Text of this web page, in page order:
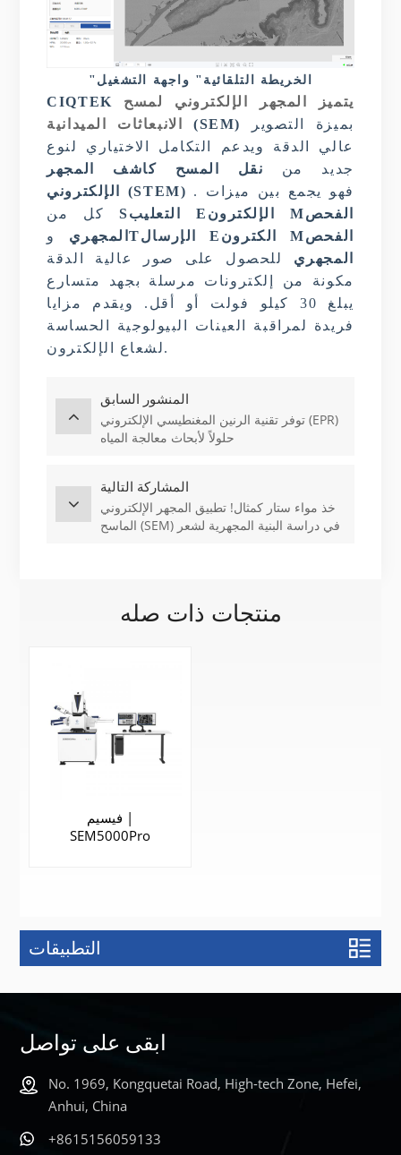
"الخريطة التلقائية" واجهة التشغيل
CIQTEK
يتميز المجهر الإلكتروني لمسح
الانبعاثات الميدانية
(SEM)
بميزة التصوير
عالي الدقة ويدعم التكامل الاختياري لنوع
جديد من نقل المسح كاشف المجهر
الإلكتروني (STEM) . فهو يجمع بين ميزات
كل من
S التعليبE الإلكترونMالفحص
المجهري
و T الإرسالE الكترونMالفحص
المجهري
للحصول على صور عالية الدقة
مكونة من إلكترونات مرسلة بجهد متسارع
يبلغ 30 كيلو فولت أو أقل. ويقدم مزايا
فريدة لمراقبة العينات البيولوجية الحساسة
لشعاع الإلكترون.
المنشور السابق
توفر تقنية الرنين المغنطيسي الإلكتروني (EPR)
حلولاً لأبحاث معالجة المياه
المشاركة التالية
خذ مواء ستار كمثال! تطبيق المجهر الإلكتروني
الماسح (SEM) في دراسة البنية المجهرية لشعر
منتجات ذات صله
فيسيم |
SEM5000Pro
التطبيقات
ابقى على تواصل
No. 1969, Kongquetai Road, High-tech Zone, Hefei,
Anhui, China
+8615156059133